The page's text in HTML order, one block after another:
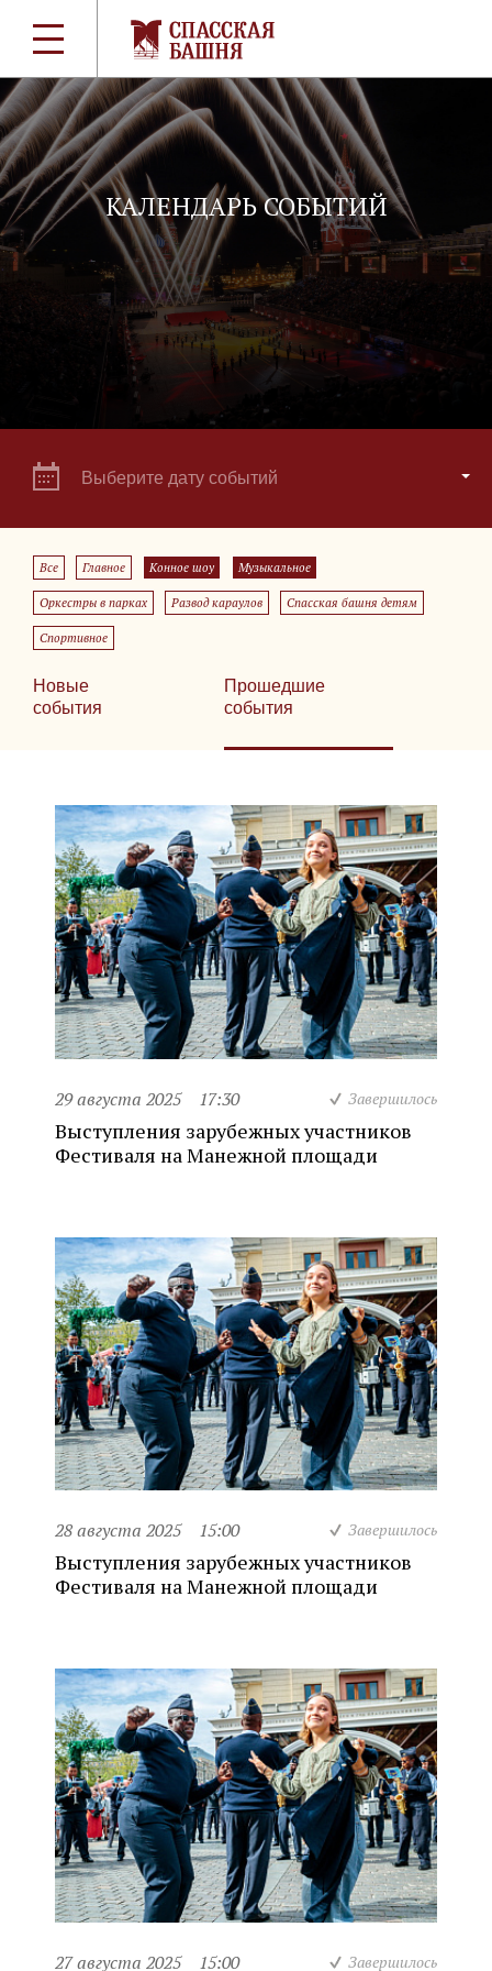
КАЛЕНДАРЬ СОБЫТИЙ
Выберите дату событий
Все Главное Конное шоу Музыкальное
Оркестры в парках Развод караулов Спасская башня детям
Спортивное
Новые
события
Прошедшие
события
29 августа 2025 17:30 Завершилось
Выступления зарубежных участников
Фестиваля на Манежной площади
28 августа 2025 15:00 Завершилось
Выступления зарубежных участников
Фестиваля на Манежной площади
27 августа 2025 15:00 Завершилось